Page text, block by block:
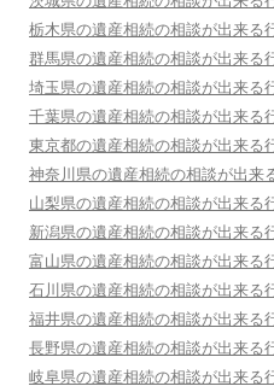
栃木県の遺産相続の相談が出来る
群馬県の遺産相続の相談が出来る
埼玉県の遺産相続の相談が出来る
千葉県の遺産相続の相談が出来る
東京都の遺産相続の相談が出来る
神奈川県の遺産相続の相談が出来
山梨県の遺産相続の相談が出来る
新潟県の遺産相続の相談が出来る
富山県の遺産相続の相談が出来る
石川県の遺産相続の相談が出来る
福井県の遺産相続の相談が出来る
長野県の遺産相続の相談が出来る
岐阜県の遺産相続の相談が出来る